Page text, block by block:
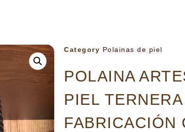
Category Polainas de piel
POLAINA
PIEL
FABRICACIÓN